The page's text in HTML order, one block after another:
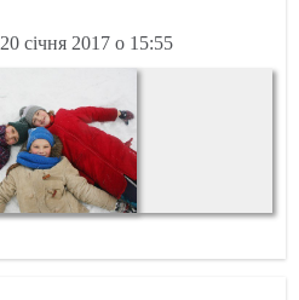
20 січня 2017 о 15:55